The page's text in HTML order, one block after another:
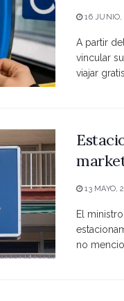
16 JUNIO,
A partir
vincular
viajar
13 MAYO,
El
no